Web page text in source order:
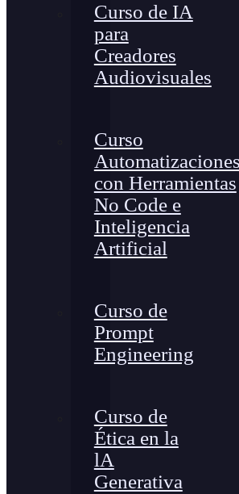
Curso de IA
para
Creadores
Audiovisuales
Curso
Automatizaciones
con Herramientas
No Code e
Inteligencia
Artificial
Curso de
Prompt
Engineering
Curso de
Ética en la
lA
Generativa